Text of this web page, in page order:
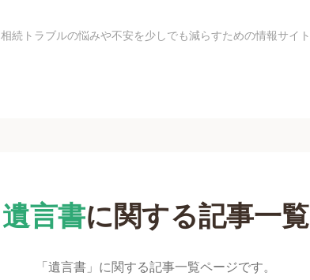
相続トラブルの悩みや不安を少しでも減らすための情報サイト
遺言書に関する記事一覧
「遺言書」に関する記事一覧ページです。